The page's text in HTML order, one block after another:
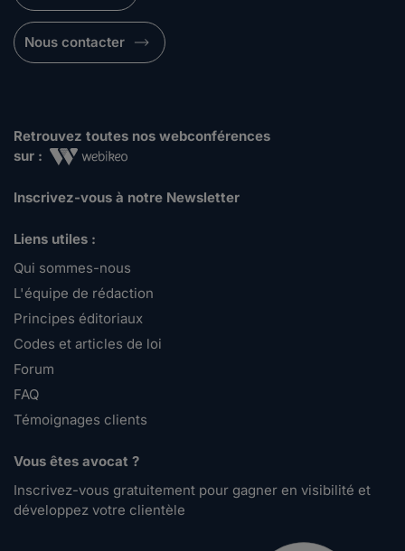
Nous contacter
Retrouvez toutes nos webconférences
sur :
Inscrivez-vous à notre Newsletter
Liens utiles :
Qui sommes-nous
L'équipe de rédaction
Principes éditoriaux
Codes et articles de loi
Forum
FAQ
Témoignages clients
Vous êtes avocat ?
Inscrivez-vous gratuitement pour gagner en visibilité et
développez votre clientèle